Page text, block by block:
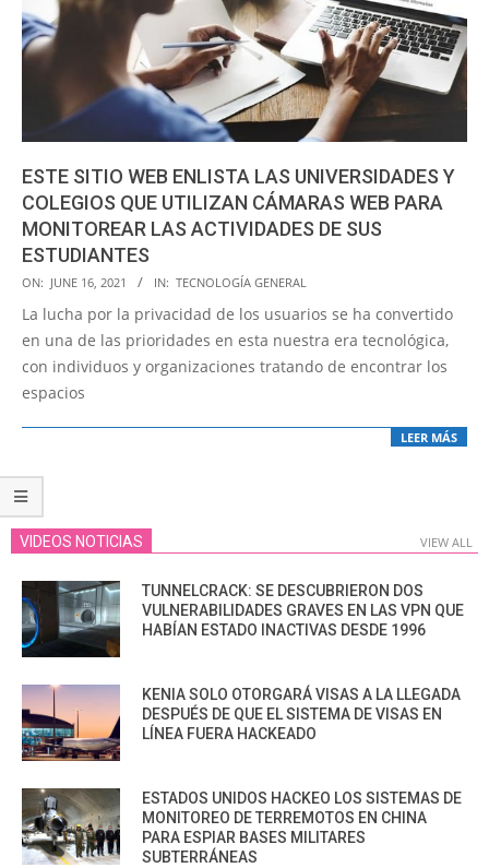
ESTE SITIO WEB ENLISTA LAS UNIVERSIDADES Y
COLEGIOS QUE UTILIZAN CÁMARAS WEB PARA
MONITOREAR LAS ACTIVIDADES DE SUS
ESTUDIANTES
2021-
06-
ON: JUNE 16, 2021 IN: TECNOLOGÍA GENERAL
La lucha por la privacidad de los usuarios se ha convertido
en una de las prioridades en esta nuestra era tecnológica,
con individuos y organizaciones tratando de encontrar los
espacios
LEER MÁS
VIDEOS NOTICIAS VIEW ALL
TUNNELCRACK: SE DESCUBRIERON DOS
VULNERABILIDADES GRAVES EN LAS VPN QUE
HABÍAN ESTADO INACTIVAS DESDE 1996
KENIA SOLO OTORGARÁ VISAS A LA LLEGADA
DESPUÉS DE QUE EL SISTEMA DE VISAS EN
LÍNEA FUERA HACKEADO
ESTADOS UNIDOS HACKEO LOS SISTEMAS DE
MONITOREO DE TERREMOTOS EN CHINA
PARA ESPIAR BASES MILITARES
SUBTERRÁNEAS